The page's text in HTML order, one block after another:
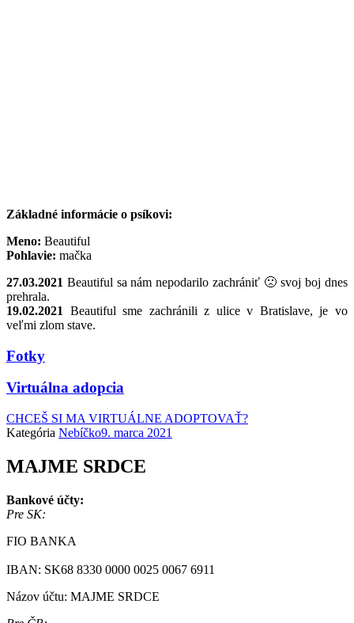
Základné informácie o psíkovi:
Meno: Beautiful
Pohlavie: mačka
27.03.2021 Beautiful sa nám nepodarilo zachrániť 🙁 svoj boj dnes
prehrala.
19.02.2021
Beautiful sme zachránili z ulice v Bratislave, je vo
veľmi zlom stave.
Fotky
Virtuálna adopcia
CHCEŠ SI MA VIRTUÁLNE ADOPTOVAŤ?
Kategória Nebíčko9. marca 2021
MAJME SRDCE
Bankové účty:
Pre SK:
FIO BANKA
IBAN: SK68 8330 0000 0025 0067 6911
Názov účtu: MAJME SRDCE